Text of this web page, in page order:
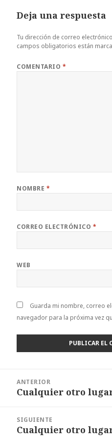
b
o
r es
t
A
p
Deja una respuesta
Tu dirección de correo
campos obligatorios están
COMENTARIO *
NOMBRE *
CORREO ELECTRÓNICO *
WEB
Guarda mi nombre, correo
navegador para la próxima vez
entradas
ANTERIOR
Entrada
Cualquier otro lugar
SIGUIENTE
Entrada
Cualquier otro lugar